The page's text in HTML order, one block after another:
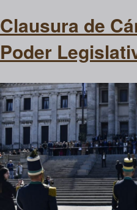
Clausura de
Poder